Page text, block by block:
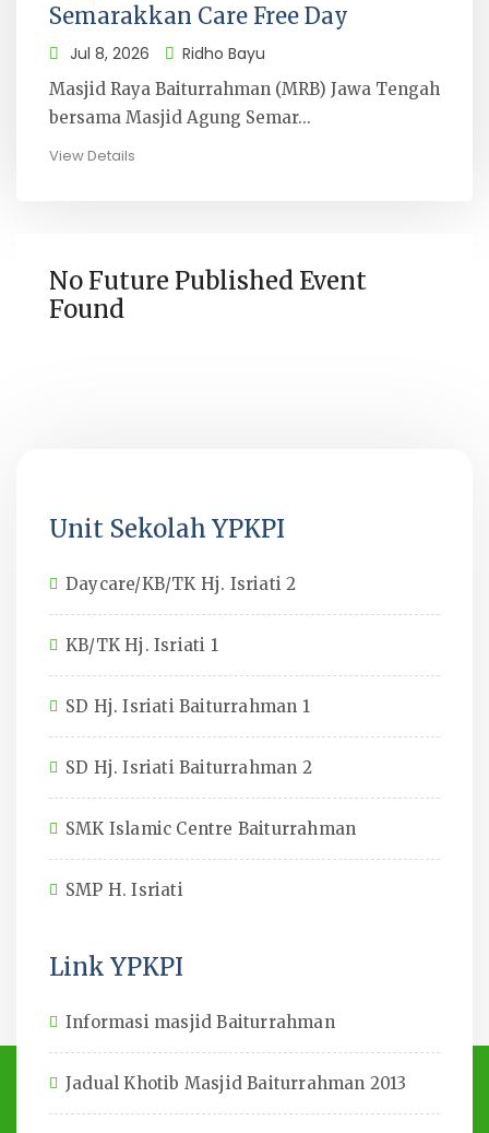
Semarakkan Care Free Day
Jul 8, 2026 Ridho Bayu
Masjid Raya Baiturrahman (MRB) Jawa Tengah
bersama Masjid Agung Semar...
View Details
No Future Published Event
Found
Unit Sekolah YPKPI
Daycare/KB/TK Hj. Isriati 2
KB/TK Hj. Isriati 1
SD Hj. Isriati Baiturrahman 1
SD Hj. Isriati Baiturrahman 2
SMK Islamic Centre Baiturrahman
SMP H. Isriati
Link YPKPI
Informasi masjid Baiturrahman
Jadual Khotib Masjid Baiturrahman 2013